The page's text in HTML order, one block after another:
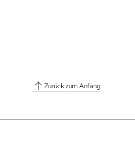
Zurück zum Anfang